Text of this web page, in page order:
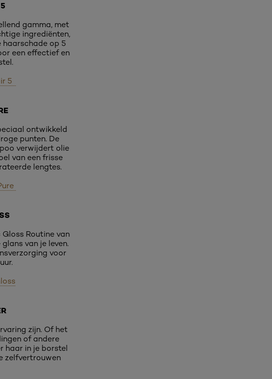
gamma, met
ingrediënten,
haarschade op 5
een effectief en
5
ontwikkeld
punten. De
verwijdert olie
van een frisse
lengtes.
Routine van
van je leven.
voor
zijn. Of het
of andere
haar in je borstel
zelfvertrouwen